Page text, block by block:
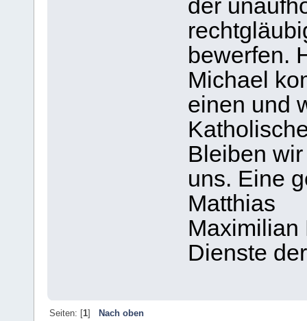
der
bewerfen.
Michael
einen und
Bleiben
uns. Eine
Matthias
Maximilian
Dienste
Seiten: [1] Nach oben